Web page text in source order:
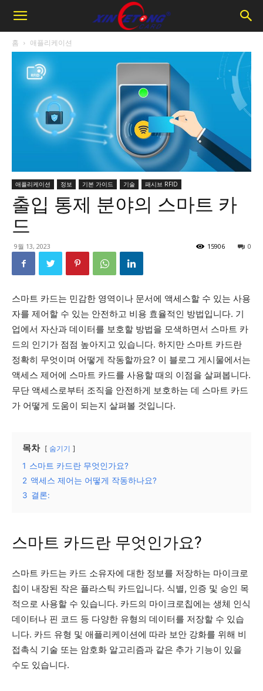
홈 애플리케이션
애플리케이션 정보 기본 가이드 기술 패시브 RFID
출입 통제 분야의 스마트 카
드
9월 13, 2023 0
15906
스마트 카드는 민감한 영역이나 문서에 액세스할 수 있는 사용
자를 제어할 수 있는 안전하고 비용 효율적인 방법입니다. 기
업에서 자산과 데이터를 보호할 방법을 모색하면서 스마트 카
드의 인기가 점점 높아지고 있습니다. 하지만 스마트 카드란
정확히 무엇이며 어떻게 작동할까요? 이 블로그 게시물에서는
액세스 제어에 스마트 카드를 사용할 때의 이점을 살펴봅니다.
무단 액세스로부터 조직을 안전하게 보호하는 데 스마트 카드
가 어떻게 도움이 되는지 살펴볼 것입니다.
목차 숨기기
1 스마트 카드란 무엇인가요?
2 액세스 제어는 어떻게 작동하나요?
3 결론:
스마트 카드란 무엇인가요?
스마트 카드는 카드 소유자에 대한 정보를 저장하는 마이크로
칩이 내장된 작은 플라스틱 카드입니다. 식별, 인증 및 승인 목
적으로 사용할 수 있습니다. 카드의 마이크로칩에는 생체 인식
데이터나 핀 코드 등 다양한 유형의 데이터를 저장할 수 있습
니다. 카드 유형 및 애플리케이션에 따라 보안 강화를 위해 비
접촉식 기술 또는 암호화 알고리즘과 같은 추가 기능이 있을
수도 있습니다.